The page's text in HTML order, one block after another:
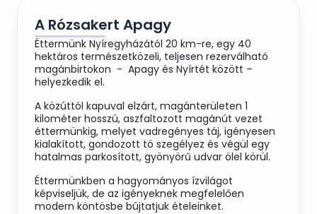
A Rózsakert Apagy
Éttermünk Nyíregyházától 20 km-re, egy 40
hektáros természetközeli, teljesen rezerválható
magánbirtokon - Apagy és Nyírtét között –
helyezkedik el.
A közúttól kapuval elzárt, magánterületen 1
kilométer hosszú, aszfaltozott magánút vezet
éttermünkig, melyet vadregényes táj, igényesen
kialakított, gondozott tó szegélyez és végül egy
hatalmas parkosított, gyönyörű udvar ölel körül.
Éttermünkben a hagyományos ízvilágot
képviseljük, de az igényeknek megfelelően
modern köntösbe bújtatjuk ételeinket.